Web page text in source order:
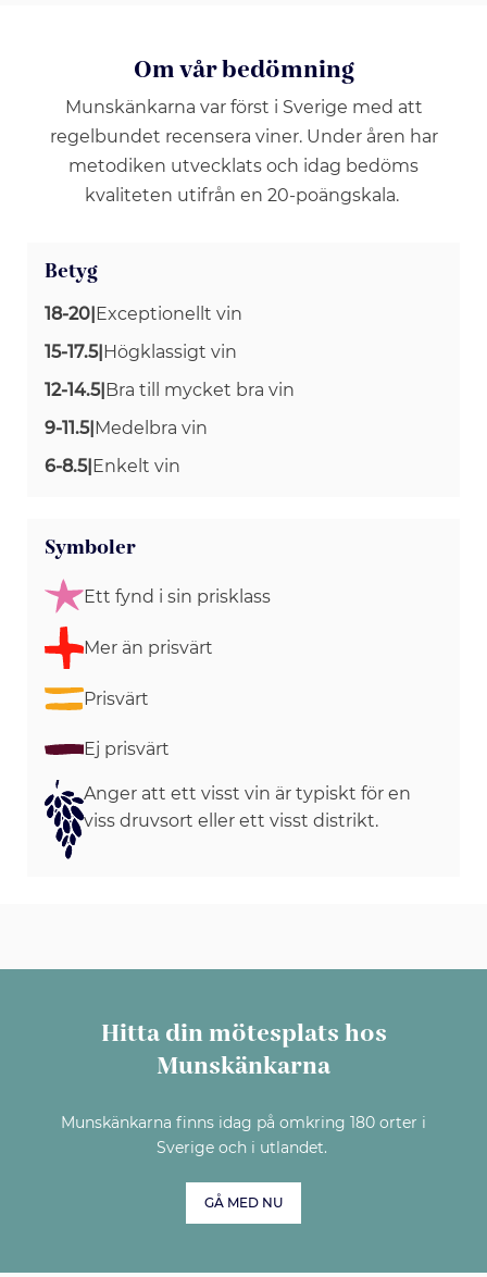
Om vår bedömning
Munskänkarna var först i Sverige med att
regelbundet recensera viner. Under åren har
metodiken utvecklats och idag bedöms
kvaliteten utifrån en 20-poängskala.
Betyg
18-20|Exceptionellt vin
15-17.5|Högklassigt vin
12-14.5|Bra till mycket bra vin
9-11.5|Medelbra vin
6-8.5|Enkelt vin
Symboler
Ett fynd i sin prisklass
Mer än prisvärt
Prisvärt
Ej prisvärt
Anger att ett visst vin är typiskt för en
viss druvsort eller ett visst distrikt.
Hitta din mötesplats hos
Munskänkarna
Munskänkarna finns idag på omkring 180 orter i
Sverige och i utlandet.
GÅ MED NU